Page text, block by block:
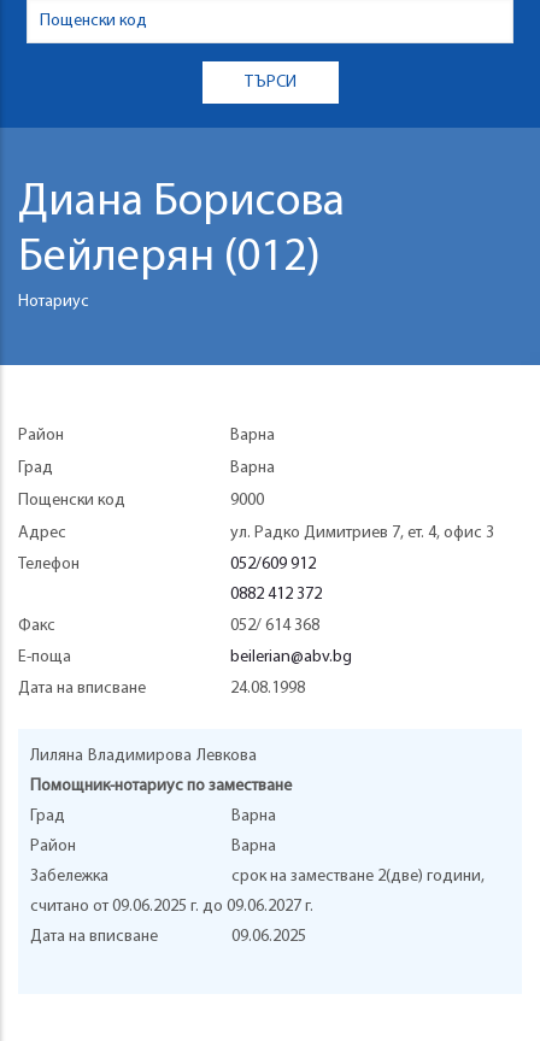
Диана Борисова
Бейлерян (012)
Нотариус
Район
Варна
Град
Варна
Пощенски код
9000
Адрес
ул. Радко Димитриев 7, ет. 4, офис 3
Телефон
052/609 912
0882 412 372
Факс
052/ 614 368
Е-поща
beilerian@abv.bg
Дата на вписване
24.08.1998
Лиляна Владимирова Левкова
Помощник-нотариус по заместване
Град
Варна
Район
Варна
Забележка
срок на заместване 2(две) години,
считано от 09.06.2025 г. до 09.06.2027 г.
Дата на вписване
09.06.2025